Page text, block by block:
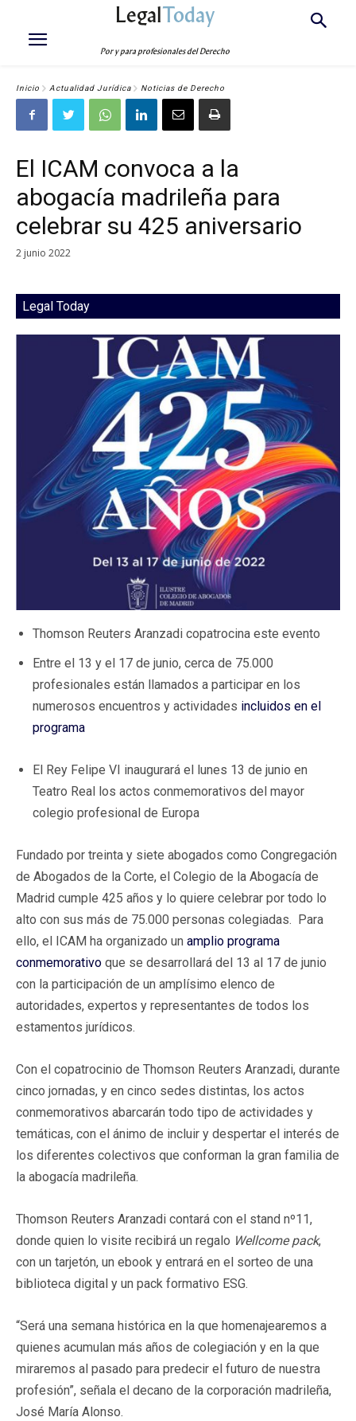
LegalToday
Por y para profesionales del Derecho
Inicio Actualidad Jurídica Noticias de Derecho
El ICAM convoca a la
abogacía madrileña para
celebrar su 425 aniversario
2 junio 2022
Legal Today
Thomson Reuters Aranzadi copatrocina este evento
Entre el 13 y el 17 de junio, cerca de 75.000
profesionales están llamados a participar en los
numerosos encuentros y actividades incluidos en el
programa
El Rey Felipe VI inaugurará el lunes 13 de junio en
Teatro Real los actos conmemorativos del mayor
colegio profesional de Europa
Fundado por treinta y siete abogados como Congregación
de Abogados de la Corte, el Colegio de la Abogacía de
Madrid cumple 425 años y lo quiere celebrar por todo lo
alto con sus más de 75.000 personas colegiadas. Para
ello, el ICAM ha organizado un amplio programa
conmemorativo que se desarrollará del 13 al 17 de junio
con la participación de un amplísimo elenco de
autoridades, expertos y representantes de todos los
estamentos jurídicos.
Con el copatrocinio de Thomson Reuters Aranzadi, durante
cinco jornadas, y en cinco sedes distintas, los actos
conmemorativos abarcarán todo tipo de actividades y
temáticas, con el ánimo de incluir y despertar el interés de
los diferentes colectivos que conforman la gran familia de
la abogacía madrileña.
Thomson Reuters Aranzadi contará con el stand nº11,
donde quien lo visite recibirá un regalo Wellcome pack,
con un tarjetón, un ebook y entrará en el sorteo de una
biblioteca digital y un pack formativo ESG.
“Será una semana histórica en la que homenajearemos a
quienes acumulan más años de colegiación y en la que
miraremos al pasado para predecir el futuro de nuestra
profesión”, señala el decano de la corporación madrileña,
José María Alonso.